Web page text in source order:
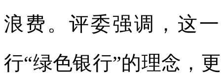
浪费。评委强调，这
行“绿色银行”的理念，